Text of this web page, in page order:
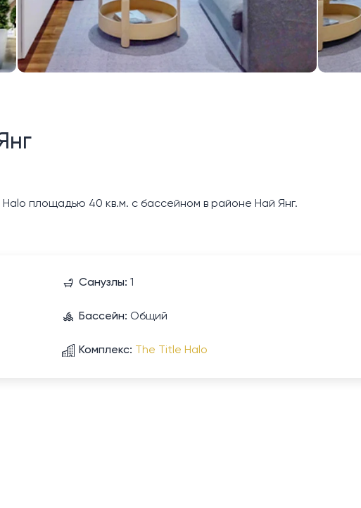
площадью 40 кв.м. с бассейном в районе Най Янг.
Санузлы: 1
Бассейн: Общий
Комплекс: The Title Halo